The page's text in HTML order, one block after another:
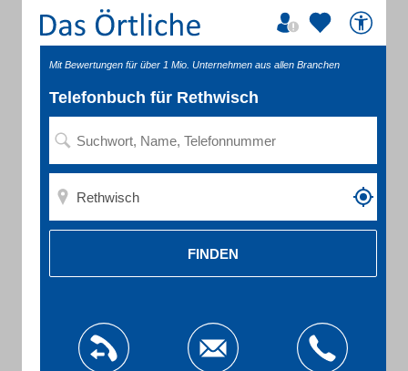
Mit Bewertungen für über 1 Mio. Unternehmen aus allen Branchen
Telefonbuch für Rethwisch
FINDEN